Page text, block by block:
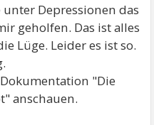
Depressionen das
geholfen. Das ist alles
Lüge. Leider es ist so.
"Die
anschauen.